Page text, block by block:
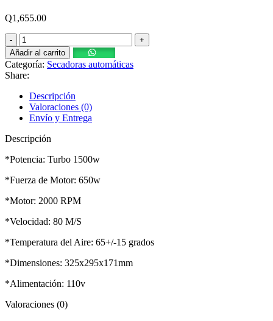
Q1,655.00
Secadora
Automática
Turbo
Marca
Vento
c/u
cantidad
Añadir al carrito
Categoría: Secadoras automáticas
Share:
Descripción
Valoraciones (0)
Envío y Entrega
Descripción
*Potencia: Turbo 1500w
*Fuerza de Motor: 650w
*Motor: 2000 RPM
*Velocidad: 80 M/S
*Temperatura del Aire: 65+/-15 grados
*Dimensiones: 325x295x171mm
*Alimentación: 110v
Valoraciones (0)